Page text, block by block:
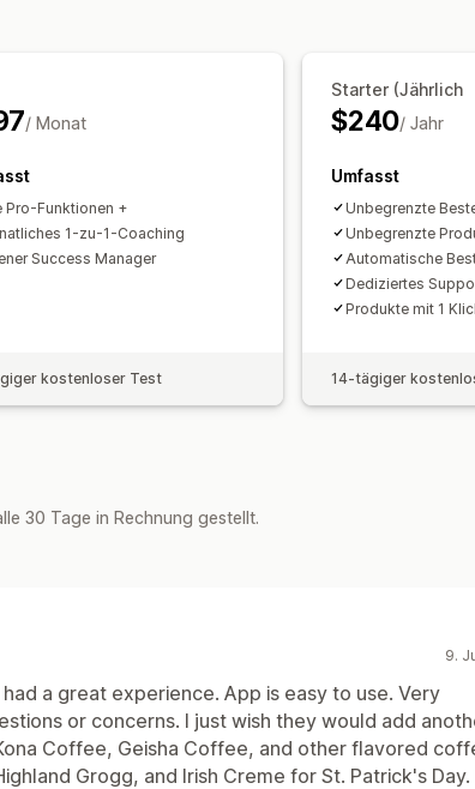
/ Monat
Pro-Funktionen +
1-zu-1-Coaching
Success Manager
kostenloser Test
Starter (Jährlich
$240/ Jahr
Umfasst
Unbegrenzte
Unbegrenzte
Automatische
Dediziertes
Produkte mit 1
14-tägiger
30 Tage in Rechnung gestellt.
9.
a great experience. App is easy to use. Very
or concerns. I just wish they would add
Coffee, Geisha Coffee, and other flavored
Grogg, and Irish Creme for St. Patrick's Day.